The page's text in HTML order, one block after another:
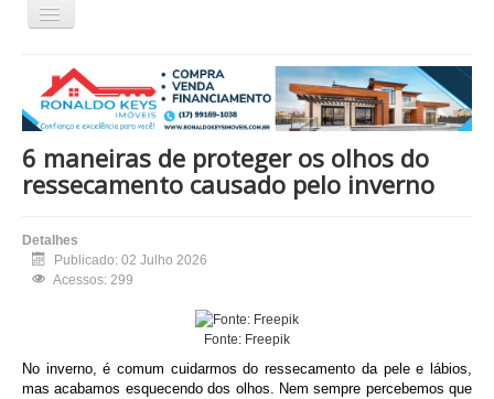
Alternar
Home Cultura Economia Educação
Esportes Eventos Filmes em Cartaz Região
Política Saúde Tecnologia Cinema / Série / TV
Nacional / Mundo Vida / Estilo Artigo / Coluna
6 maneiras de proteger os olhos do
ressecamento causado pelo inverno
Detalhes
Publicado: 02 Julho 2026
Acessos: 299
Fonte: Freepik
No inverno, é comum cuidarmos do ressecamento da pele e lábios,
mas acabamos esquecendo dos olhos. Nem sempre percebemos que